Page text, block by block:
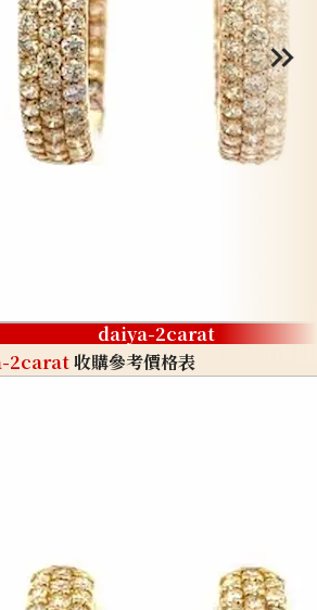
daiya-2carat
2carat收購參考價格表